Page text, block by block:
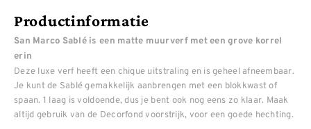
Productinformatie
San Marco Sablé is een matte muurverf met een grove korrel
erin
Deze luxe verf heeft een chique uitstraling en is geheel afneembaar.
Je kunt de Sablé gemakkelijk aanbrengen met een blokkwast of
spaan. 1 laag is voldoende, dus je bent ook nog eens zo klaar. Maak
altijd gebruik van de Decorfond voorstrijk, voor een goede hechting.